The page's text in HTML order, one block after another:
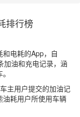
排行榜
电耗的App，自
加油和充电记录，涵
主用户提交的加油记
油耗用户所使用车辆